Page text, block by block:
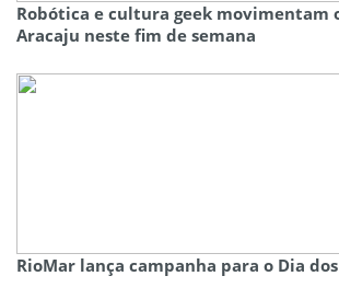
Robótica e cultura geek movimentam
Aracaju neste fim de semana
RioMar lança campanha para o Dia